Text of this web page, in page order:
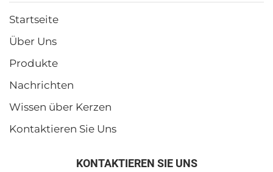
Startseite
Über Uns
Produkte
Nachrichten
Wissen über Kerzen
Kontaktieren Sie Uns
KONTAKTIEREN SIE UNS